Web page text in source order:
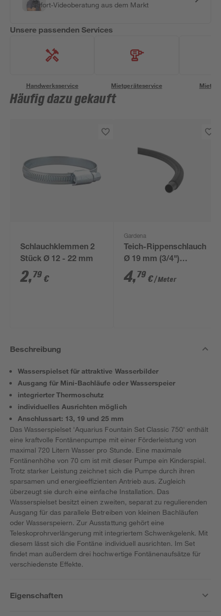
Sofort-Videoberatung aus dem Markt
Unsere passenden Services
Handwerksservice Mietgeräteservice
Häufig dazu gekauft
Schlauchklemmen 2
Stück Ø 12 - 22 mm
2,79 €
Gardena
Teich-Rippenschlauch
Ø 19 mm (3/4")
Meterware schwarz
4,79 €/ Meter
Beschreibung
Wasserspielset für attraktive Wasserbilder
Ausgang für Mini-Bachläufe oder Wasserspeier
integrierter Thermoschutz
individuelles Ausrichten möglich
Anschlussart: 13, 19 und 25 mm
Das Wasserspielset 'Aquarius Fountain Set Classic 750' enthält
eine kraftvolle Fontänenpumpe mit einer Förderleistung von
maximal 720 Litern Wasser pro Stunde. Eine maximale
Fontänenhöhe von 70 cm ist mit dieser Pumpe ein Kinderspiel.
Trotz starker Leistung zeichnet sich die Pumpe durch ihren
sparsamen und energieeffizienten Antrieb aus. Zugleich
überzeugt sie durch eine einfache Installation. Das
Wasserspielset besitzt einen zweiten, separat zu regulierenden
Ausgang für das parallele Betreiben von kleinen Bachläufen
oder Wasserspeiern. Zur Ausstattung gehört eine
Teleskoprohrverlängerung mit integriertem Schwenkgelenk. Mit
diesem lässt sich die Fontäne individuell ausrichten. Im Set
findet man außerdem drei hochwertige Fontänenaufsätze für
verschiedenste Effekte.
Eigenschaften